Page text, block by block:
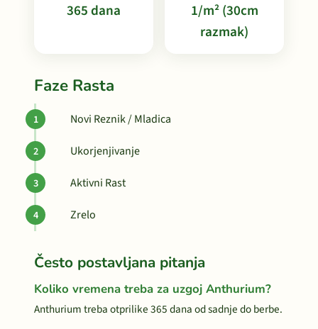
365 dana
1/m² (30cm
razmak)
Faze Rasta
Novi Reznik / Mladica
Ukorjenjivanje
Aktivni Rast
Zrelo
Često postavljana pitanja
Koliko vremena treba za uzgoj Anthurium?
Anthurium treba otprilike 365 dana od sadnje do berbe.